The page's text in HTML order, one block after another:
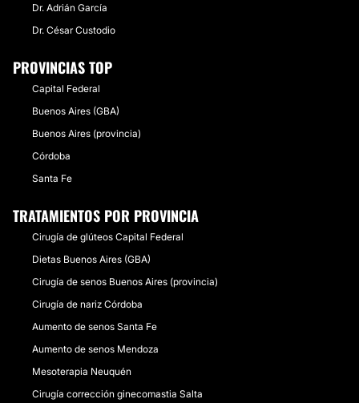
Dr. Adrián García
Dr. César Custodio
PROVINCIAS TOP
Capital Federal
Buenos Aires (GBA)
Buenos Aires (provincia)
Córdoba
Santa Fe
TRATAMIENTOS POR PROVINCIA
Cirugía de glúteos Capital Federal
Dietas Buenos Aires (GBA)
Cirugía de senos Buenos Aires (provincia)
Cirugía de nariz Córdoba
Aumento de senos Santa Fe
Aumento de senos Mendoza
Mesoterapia Neuquén
Cirugía corrección ginecomastia Salta